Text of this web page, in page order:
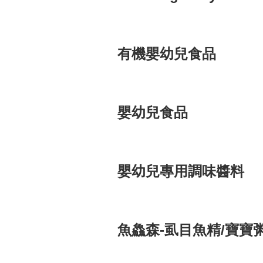
有機嬰幼兒食品
嬰幼兒食品
嬰幼兒專用調味醬料
魚鱻森-虱目魚精/寶寶